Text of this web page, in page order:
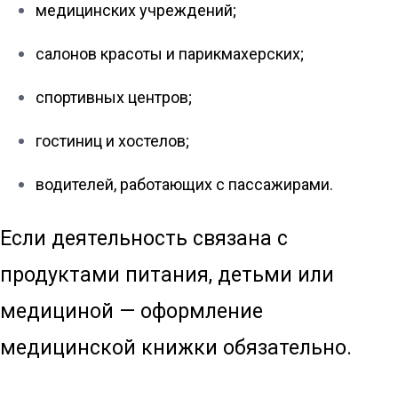
медицинских учреждений;
салонов красоты и парикмахерских;
спортивных центров;
гостиниц и хостелов;
водителей, работающих с пассажирами.
Если деятельность связана с
продуктами питания, детьми или
медициной — оформление
медицинской книжки обязательно.